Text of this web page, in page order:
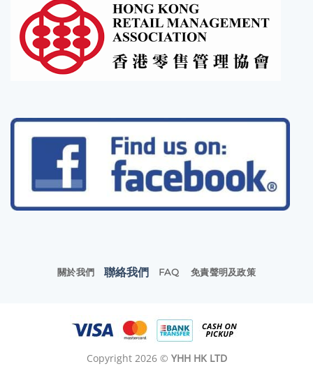
關於我們 聯絡我們 FAQ 免責聲明及政策
Copyright 2026 © YHH HK LTD